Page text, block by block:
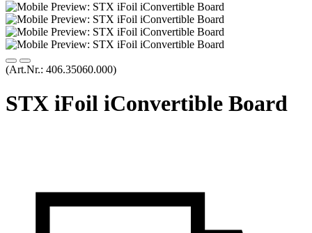
(Art.Nr.: 406.35060.000)
STX iFoil iConvertible Board